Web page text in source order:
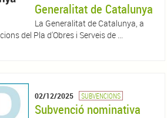
Generalitat de Catalunya
La Generalitat de Catalunya, a
del Pla d'Obres i Serveis de ...
02/12/2025 SUBVENCIONS
Subvenció nominativa